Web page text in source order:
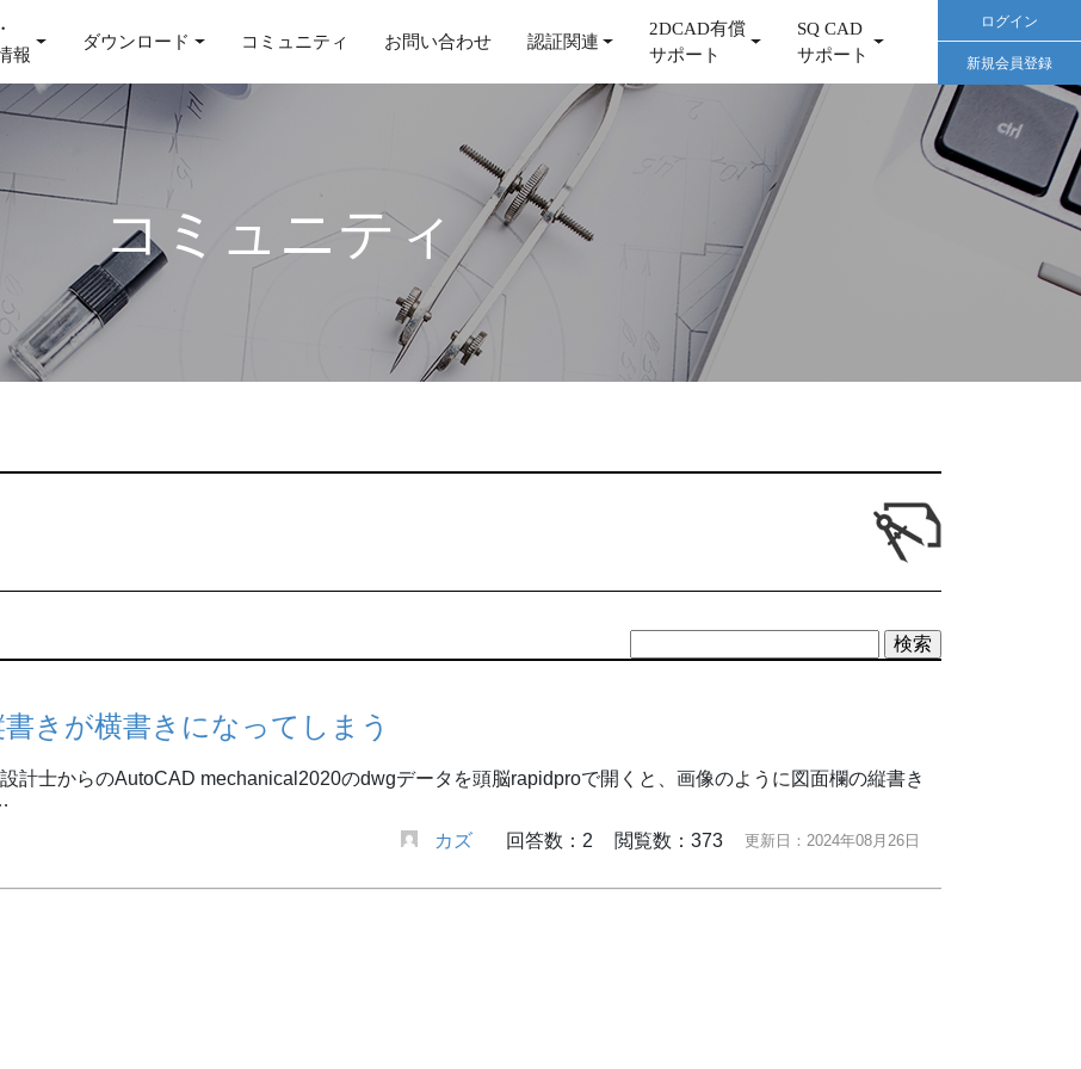
報
ダウンロード コミュニティ お問い合わせ 認証関連
2DCAD有償
サポート
SQ CAD
サポート
ログイン
新規会員登録
コミュニティ
きが横書きになってしまう
計士からのAutoCAD mechanical2020のdwgデータを頭脳rapidproで開くと、画像のように図面欄の縦書き
カズ
回答数：2 閲覧数：373 更新日：2024年08月26日